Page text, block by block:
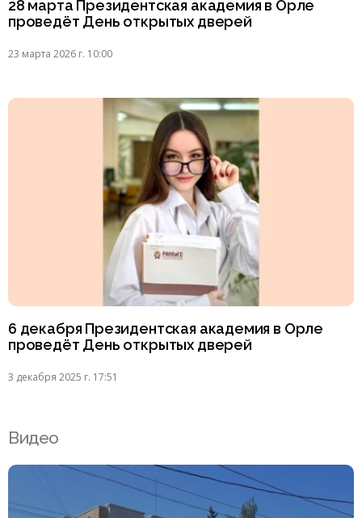
28 марта Президентская академия в Орле
проведёт День открытых дверей
23 марта 2026 г. 10:00
6 декабря Президентская академия в Орле
проведёт День открытых дверей
3 декабря 2025 г. 17:51
Видео